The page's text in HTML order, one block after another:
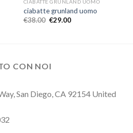
CIABATTE GRUNLAND UOMO
ciabatte grunland uomo
€38.00 €29.00
CON NOI
San Diego, CA 92154 United